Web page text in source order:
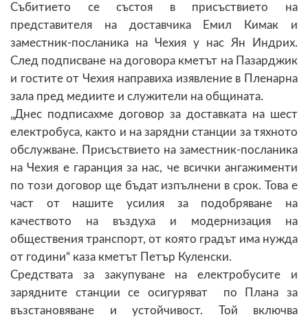
Събитието се състоя в присъствието на
представителя на доставчика Емил Кимак и
заместник-посланика на Чехия у нас Ян Индрих.
След подписване на договора кметът на Пазарджик
и гостите от Чехия направиха изявление в Пленарна
зала пред медиите и служители на общината.
„Днес подписахме договор за доставката на шест
електробуса, както и на зарядни станции за тяхното
обслужване. Присъствието на заместник-посланика
на Чехия е гаранция за нас, че всички ангажименти
по този договор ще бъдат изпълнени в срок. Това е
част от нашите усилия за подобряване на
качеството на въздуха и модернизация на
обществения транспорт, от която градът има нужда
от години“ каза кметът Петър Куленски.
Средствата за закупуване на електробусите и
зарядните станции се осигуряват по Плана за
възстановяване и устойчивост. Той включва